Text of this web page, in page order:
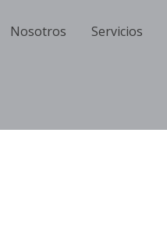
Nosotros Servicios